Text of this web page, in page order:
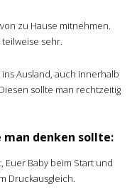
zu Hause mitnehmen.
sehr.
Ausland, auch innerhalb
sollte man rechtzeitig
denken sollte:
Euer Baby beim Start und
Druckausgleich.